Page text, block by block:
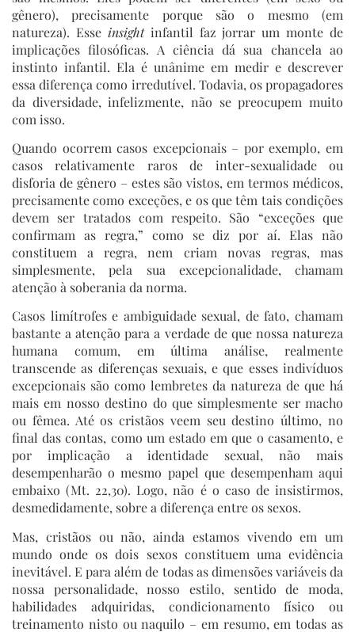
gênero), precisamente porque são o mesmo (em
natureza). Esse insightinfantil faz jorrar um monte de
implicações filosóficas. A ciência dá sua chancela ao
instinto infantil. Ela é unânime em medir e descrever
essa diferença como irredutível. Todavia, os propagadores
da diversidade, infelizmente, não se preocupem muito
com isso.
Quando ocorrem casos excepcionais – por exemplo, em
casos relativamente raros de inter-sexualidade ou
disforia de gênero – estes são vistos, em termos médicos,
precisamente como exceções, e os que têm tais condições
devem ser tratados com respeito. São “exceções que
confirmam as regra,” como se diz por aí. Elas não
constituem a regra, nem criam novas regras, mas
simplesmente, pela sua excepcionalidade, chamam
atenção à soberania da norma.
Casos limítrofes e ambiguidade sexual, de fato, chamam
bastante a atenção para a verdade de que nossa natureza
humana comum, em última análise, realmente
transcende as diferenças sexuais, e que esses indivíduos
excepcionais são como lembretes da natureza de que há
mais em nosso destino do que simplesmente ser macho
ou fêmea. Até os cristãos veem seu destino último, no
final das contas, como um estado em que o casamento, e
por implicação a identidade sexual, não mais
desempenharão o mesmo papel que desempenham aqui
embaixo (Mt. 22,30). Logo, não é o caso de insistirmos,
desmedidamente, sobre a diferença entre os sexos.
Mas, cristãos ou não, ainda estamos vivendo em um
mundo onde os dois sexos constituem uma evidência
inevitável. E para além de todas as dimensões variáveis da
nossa personalidade, nosso estilo, sentido de moda,
habilidades adquiridas, condicionamento físico ou
treinamento nisto ou naquilo – em resumo, em todas as